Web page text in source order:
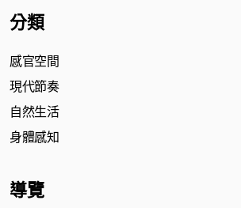
分類
感官空間
現代節奏
自然生活
身體感知
導覽